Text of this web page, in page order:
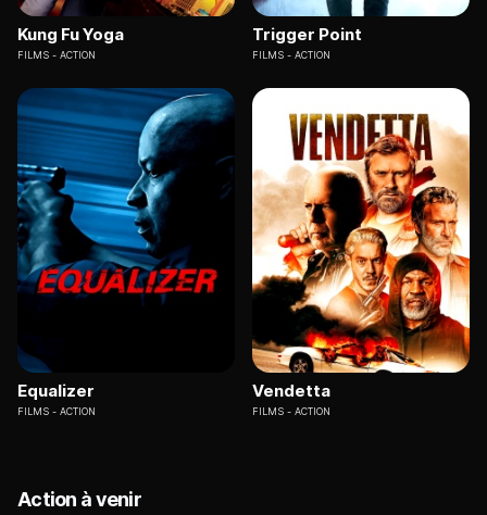
Kung Fu Yoga
FILMS ACTION
Trigger Point
FILMS ACTION
Equalizer
FILMS ACTION
Vendetta
FILMS ACTION
Action à venir